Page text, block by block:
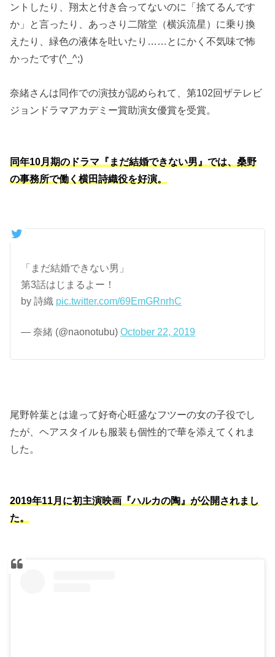
ントしたり、翔太と付き合ってないのに「捨てるんです
か」と言ったり、あっさり二階堂（横浜流星）に乗り換
えたり、緑色の液体を吐いたり……とにかく不気味で怖
かったです(^_^;)
奈緒さんは同作での演技が認められて、第102回ザテレビ
ジョンドラマアカデミー賞助演女優賞を受賞。
同年10月期のドラマ『まだ結婚できない男』では、桑野
の事務所で働く横田詩織役を好演。
「まだ結婚できない男」
第3話はじまるよー！
by 詩織 pic.twitter.com/69EmGRnrhC
— 奈緒 (@naonotubu)October 22, 2019
尾野幹葉とは違って好奇心旺盛なフツーの女の子役でし
たが、ヘアスタイルも服装も個性的で華を添えてくれま
した。
2019年11月に初主演映画『ハルカの陶』が公開されまし
た。